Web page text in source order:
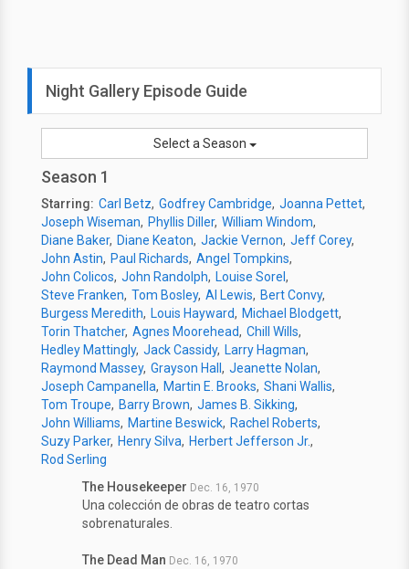
Night Gallery Episode Guide
Select a Season
Season 1
Starring: Carl Betz Godfrey Cambridge Joanna Pettet
Joseph Wiseman
Phyllis Diller William Windom
Diane Baker
Diane Keaton Jackie Vernon Jeff Corey
John Astin
Paul Richards Angel Tompkins
John Colicos John Randolph
Louise Sorel
Steve Franken Tom Bosley Al Lewis
Bert Convy
Burgess Meredith
Louis Hayward
Michael Blodgett
Torin Thatcher Agnes Moorehead
Chill Wills
Hedley Mattingly Jack Cassidy
Larry Hagman
Raymond Massey Grayson Hall
Jeanette Nolan
Joseph Campanella
Martin E. Brooks Shani Wallis
Tom Troupe
Barry Brown James B. Sikking
John Williams
Martine Beswick
Rachel Roberts
Suzy Parker
Henry Silva
Herbert Jefferson Jr.
Rod Serling
The Housekeeper Dec. 16, 1970
Una colección de obras de teatro cortas
sobrenaturales.
The Dead Man Dec. 16, 1970